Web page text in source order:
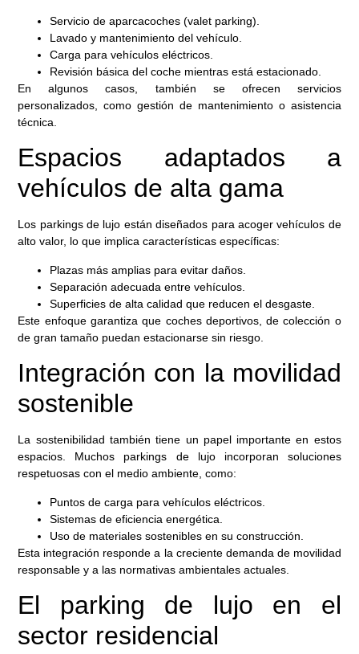
Servicio de aparcacoches (valet parking).
Lavado y mantenimiento del vehículo.
Carga para vehículos eléctricos.
Revisión básica del coche mientras está estacionado.
En algunos casos, también se ofrecen servicios
personalizados, como gestión de mantenimiento o asistencia
técnica.
Espacios adaptados a
vehículos de alta gama
Los parkings de lujo están diseñados para acoger vehículos de
alto valor, lo que implica características específicas:
Plazas más amplias para evitar daños.
Separación adecuada entre vehículos.
Superficies de alta calidad que reducen el desgaste.
Este enfoque garantiza que coches deportivos, de colección o
de gran tamaño puedan estacionarse sin riesgo.
Integración con la movilidad
sostenible
La sostenibilidad también tiene un papel importante en estos
espacios. Muchos parkings de lujo incorporan soluciones
respetuosas con el medio ambiente, como:
Puntos de carga para vehículos eléctricos.
Sistemas de eficiencia energética.
Uso de materiales sostenibles en su construcción.
Esta integración responde a la creciente demanda de movilidad
responsable y a las normativas ambientales actuales.
El parking de lujo en el
sector residencial